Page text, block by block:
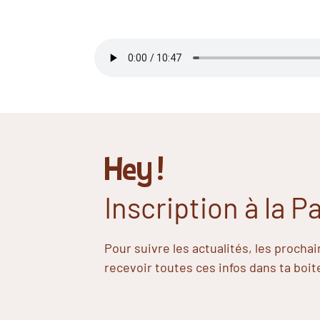
Hey !
Inscription à la
Pour suivre les actualités, les
recevoir toutes ces infos dans ta